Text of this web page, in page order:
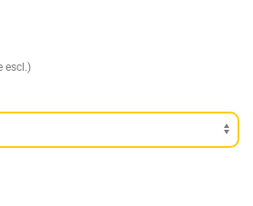
escl.)